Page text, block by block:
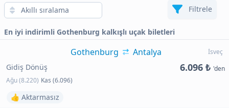
Filtrele
En iyi indirimli Gothenburg kalkışlı uçak biletleri
İsveç
Gothenburg Antalya
Gidiş Dönüş
Ağu (8.220) Kas (6.096)
6.096 ₺ 'den
👍 Aktarmasız